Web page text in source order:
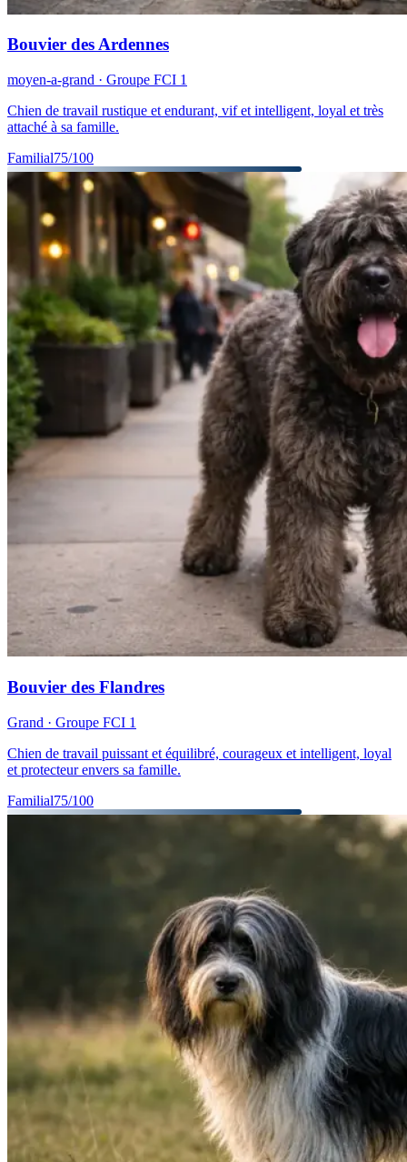
Bouvier des Ardennes
moyen-a-grand · Groupe FCI 1
Chien de travail rustique et endurant, vif et intelligent, loyal et très
attaché à sa famille.
Familial75/100
Bouvier des Flandres
Grand · Groupe FCI 1
Chien de travail puissant et équilibré, courageux et intelligent, loyal
et protecteur envers sa famille.
Familial75/100